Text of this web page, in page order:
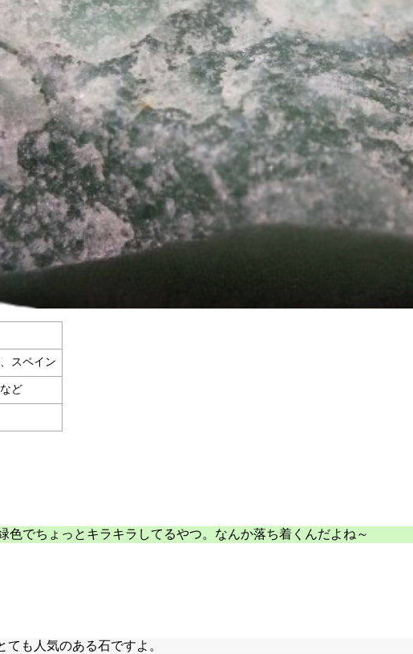
スペイン
ど
色でちょっとキラキラしてるやつ。なんか落ち着くんだよね～
も人気のある石ですよ。